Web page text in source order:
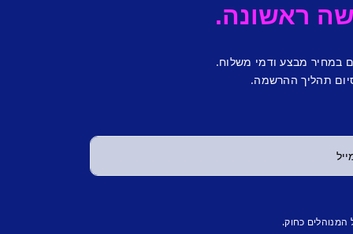
במחיר מבצע ודמי משלוח.
תהליך ההרשמה.
המנוהלים כחוק.